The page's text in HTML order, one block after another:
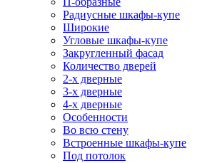
Радиусные шкафы-купе
Широкие
Угловые шкафы-купе
Закругленный фасад
Количество дверей
2-х дверные
3-х дверные
4-х дверные
Особенности
Во всю стену
Встроенные шкафы-купе
Под потолок